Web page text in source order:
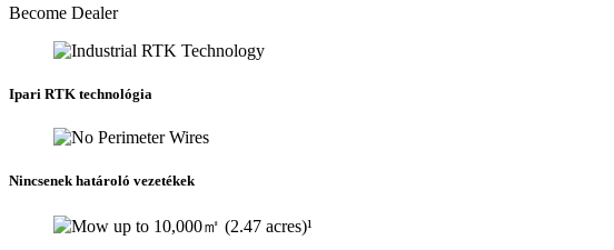
Become Dealer
Ipari RTK technológia
Nincsenek határoló vezetékek